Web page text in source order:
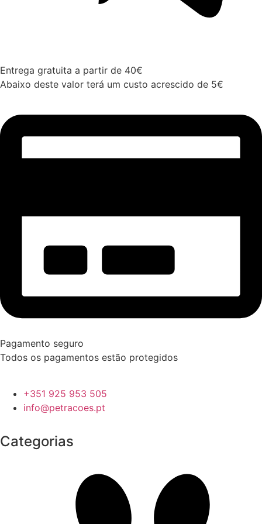
Entrega gratuita a partir de 40€
Abaixo deste valor terá um custo acrescido de 5€
Pagamento seguro
Todos os pagamentos estão protegidos
+351 925 953 505
info@petracoes.pt
Categorias